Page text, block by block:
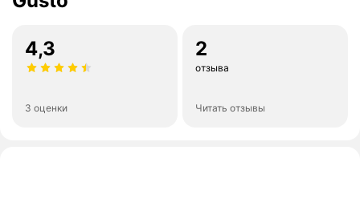
4,3
3 оценки
2
отзыва
Читать отзывы